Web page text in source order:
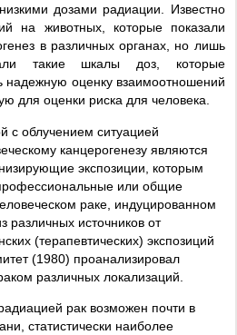
дозами радиации. Известно
на животных, которые показали
в различных органах, но лишь
такие шкалы доз, которые
надежную оценку взаимоотношений
для оценки риска для человека.
с облучением ситуацией
канцерогенезу являются
экспозиции, которым
или общие
раке, индуцированном
различных источников от
(терапевтических) экспозиций
(1980) проанализировал
различных локализаций.
рак возможен почти в
статистически наиболее